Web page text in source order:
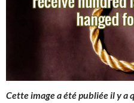
Cette image a été publiée il y a